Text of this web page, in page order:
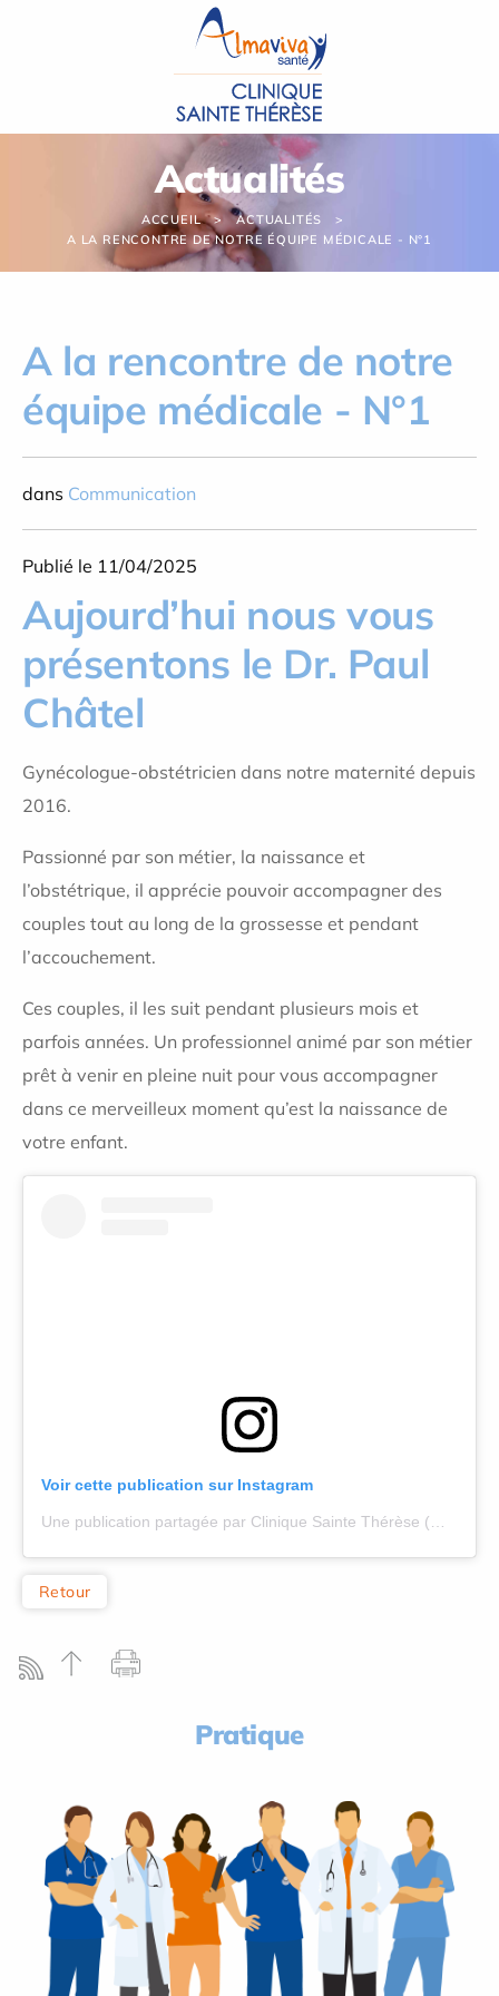
Actualités
ACCUEIL
ACTUALITÉS
A LA RENCONTRE DE NOTRE ÉQUIPE MÉDICALE - N°1
A la rencontre de notre
équipe médicale - N°1
dans Communication
Publié le 11/04/2025
Aujourd’hui nous vous
présentons le Dr. Paul
Châtel
Gynécologue-obstétricien dans notre maternité depuis
2016.
Passionné par son métier, la naissance et
l’obstétrique, il apprécie pouvoir accompagner des
couples tout au long de la grossesse et pendant
l’accouchement.
Ces couples, il les suit pendant plusieurs mois et
parfois années. Un professionnel animé par son métier
prêt à venir en pleine nuit pour vous accompagner
dans ce merveilleux moment qu’est la naissance de
votre enfant.
Voir cette publication sur Instagram
Retour
Pratique
Panneau de gestion des cookies